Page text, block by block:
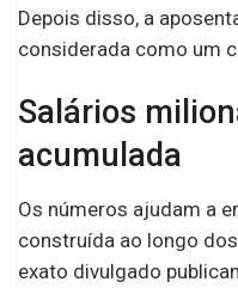
Depois disso, a
considerada como um
Salários
acumulada
Os números ajudam a
construída ao longo
exato divulgado